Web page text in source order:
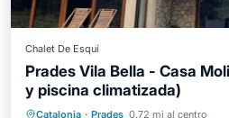
Chalet De Esquí
Prades Vila Bella - Casa
y piscina climatizada)
Catalonia · Prades 0.72 mi al centro
Aire acondicionado